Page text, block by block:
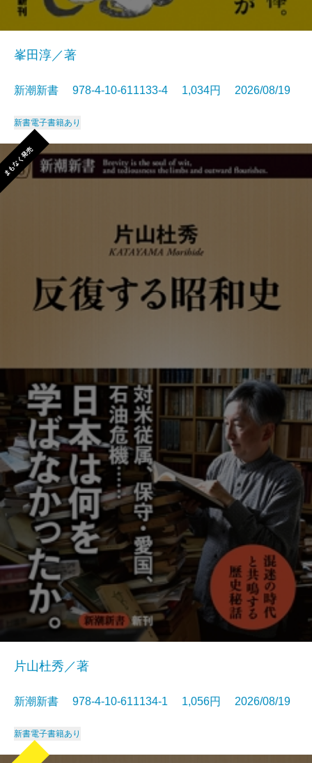
峯田淳／著
新潮新書 978-4-10-611133-4 1,034円 2026/08/19
新書電子書籍あり
まもなく発売
片山杜秀／著
新潮新書 978-4-10-611134-1 1,056円 2026/08/19
新書電子書籍あり